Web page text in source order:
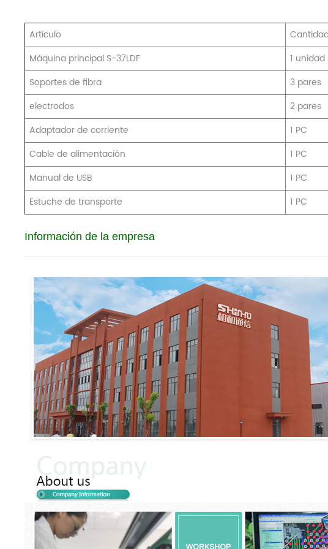
Artículo
Máquina principal S-37LDF
1 unidad
Soportes de fibra
3 pares
electrodos
2 pares
Adaptador de corriente
1 PC
Cable de alimentación
1 PC
Manual de USB
1 PC
Estuche de transporte
1 PC
Información de la empresa